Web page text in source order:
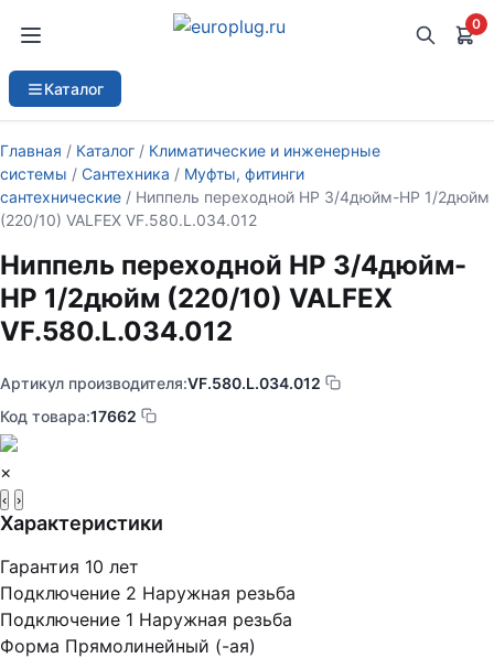
0
Каталог
Главная / Каталог / Климатические и инженерные
системы / Сантехника / Муфты, фитинги
сантехнические / Ниппель переходной НР 3/4дюйм-НР 1/2дюйм
(220/10) VALFEX VF.580.L.034.012
Ниппель переходной НР 3/4дюйм-
НР 1/2дюйм (220/10) VALFEX
VF.580.L.034.012
Артикул производителя:VF.580.L.034.012
Код товара:17662
×
‹ ›
Характеристики
Гарантия 10 лет
Подключение 2 Наружная резьба
Подключение 1 Наружная резьба
Форма Прямолинейный (-ая)